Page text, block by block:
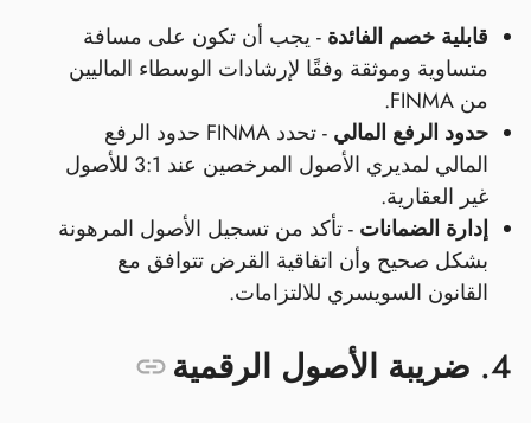
قابلية خصم الفائدة - يجب أن تكون على مسافة
متساوية وموثقة وفقًا لإرشادات الوسطاء الماليين
من FINMA.
حدود الرفع المالي
- تحدد FINMA حدود الرفع
المالي لمديري الأصول المرخصين عند 3:1 للأصول
غير العقارية.
إدارة الضمانات - تأكد من تسجيل الأصول المرهونة
بشكل صحيح وأن اتفاقية القرض تتوافق مع
القانون السويسري للالتزامات.
4. ضريبة الأصول الرقمية